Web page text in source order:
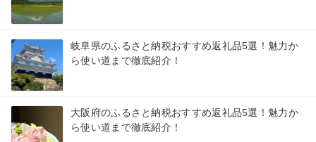
岐阜県のふるさと納税おすすめ返礼品5選！魅力か
ら使い道まで徹底紹介！
大阪府のふるさと納税おすすめ返礼品5選！魅力か
ら使い道まで徹底紹介！